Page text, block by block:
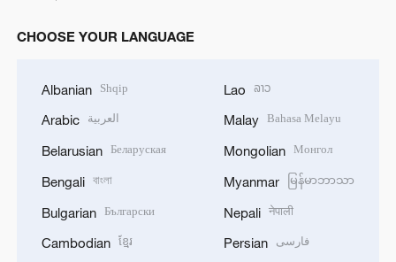
CHOOSE YOUR LANGUAGE
Albanian Shqip
Arabic العربية
Belarusian Беларуская
Bengali বাংলা
Bulgarian Български
Cambodian ខ្មែរ
Lao ລາວ
Malay Bahasa Melayu
Mongolian Монгол
Myanmar မြန်မာဘာသာ
Nepali नेपाली
Persian فارسی